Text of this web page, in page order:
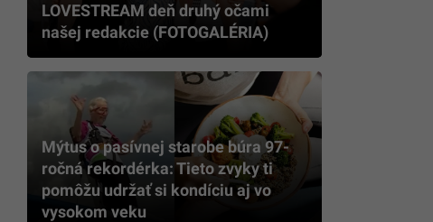
LOVESTREAM deň druhý očami
našej redakcie (FOTOGALÉRIA)
Mýtus o pasívnej starobe búra 97-
ročná rekordérka: Tieto zvyky ti
pomôžu udržať si kondíciu aj vo
vysokom veku